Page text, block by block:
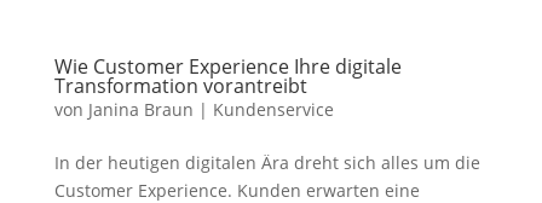
Wie Customer Experience Ihre digitale
Transformation vorantreibt
von Janina Braun | Kundenservice
In der heutigen digitalen Ära dreht sich alles um die
Customer Experience. Kunden erwarten eine